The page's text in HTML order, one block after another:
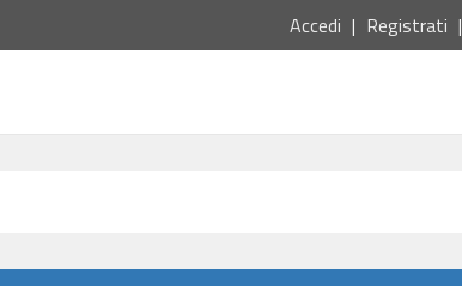
Accedi Registrati